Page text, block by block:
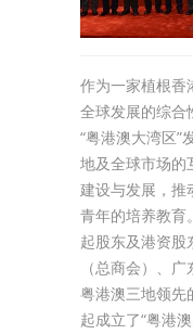
作为一家植根香
全球发展的综合
“粤港澳大湾区”
地及全球市场的
建设与发展，推
青年的培养教育
起股东及港资股
（总商会）、
粤港澳三地领先
起成立了“粤港